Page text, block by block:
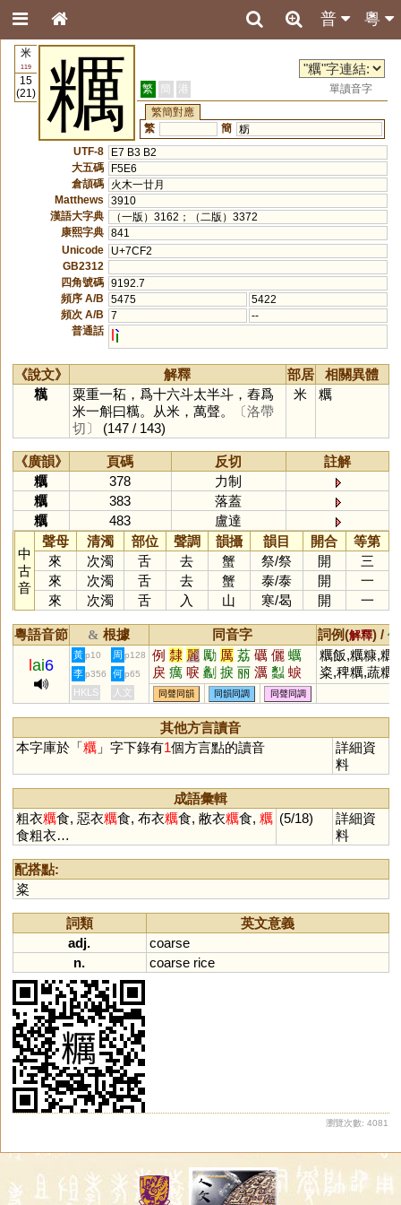
粵
普
米
119
15
(21)
糲 繁 簡 港
單讀音字
繁簡對應
繁
簡 粝
UTF-8
E7 B3 B2
大五碼
F5E6
倉頡碼
火木一廿月
Matthews
3910
漢語大字典
（一版）3162；（二版）3372
康熙字典 841
Unicode
U+7CF2
GB2312
四角號碼 9192.7
頻序 A/B
5475
5422
頻次 A/B
7
--
普通話
l
《說文》 解釋 部居
相關異體
䊪
粟重一䄷，爲十六斗太半斗，舂爲
米一斛曰䊪。从米，萬聲。
〔洛帶
切〕
(147 / 143)
米 糲
《廣韻》 頁碼 反切
註解
糲
378
力制
糲
383
落蓋
糲
483 盧達
中
古
音
聲母 清濁 部位 聲調 韻攝 韻目 開合
等第
來
次濁 舌 去 蟹 祭/祭 開
三
來
次濁 舌 去 蟹 泰/泰 開
一
來
次濁 舌 入 山 寒/曷 開 一
粵語音節 & 根據 同音字 詞例(解釋) /
ai6
黃 p10 周 p128 例 隸 麗 勵 厲 荔 礪 儷 蠣
戾 癘 唳 劙 捩 丽 濿 蠫 蜧
瓥 禲 曞 廲 犡 鱱 欐 沴 攦
悷 迣 栵 砅
糲飯,糲糠,糲
粢,稗糲,蔬糲,
糲食粗衣,惡
糲食
李 p356 何 p65
HKLS 人文 同聲同韻 同韻同調 同聲同調
其他方言讀音
本字庫於「糲」字下錄有1個方言點的讀音
詳細資
料
成語彙輯
粗衣糲食, 惡衣糲食, 布衣糲食, 敝衣糲食, 糲
食粗衣…
(5/18)
詳細資
料
配搭點:
粢
詞類
英文意義
adj.
coarse
n.
coarse rice
瀏覽次數: 4081